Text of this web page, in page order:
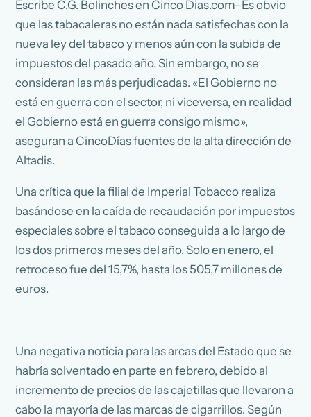
Escribe C.G. Bolinches en Cinco Dias.com–Es obvio
que las tabacaleras no están nada satisfechas con la
nueva ley del tabaco y menos aún con la subida de
impuestos del pasado año. Sin embargo, no se
consideran las más perjudicadas. «El Gobierno no
está en guerra con el sector, ni viceversa, en realidad
el Gobierno está en guerra consigo mismo»,
aseguran a CincoDías fuentes de la alta dirección de
Altadis.
Una crítica que la filial de Imperial Tobacco realiza
basándose en la caída de recaudación por impuestos
especiales sobre el tabaco conseguida a lo largo de
los dos primeros meses del año. Solo en enero, el
retroceso fue del 15,7%, hasta los 505,7 millones de
euros.
Una negativa noticia para las arcas del Estado que se
habría solventado en parte en febrero, debido al
incremento de precios de las cajetillas que llevaron a
cabo la mayoría de las marcas de cigarrillos. Según